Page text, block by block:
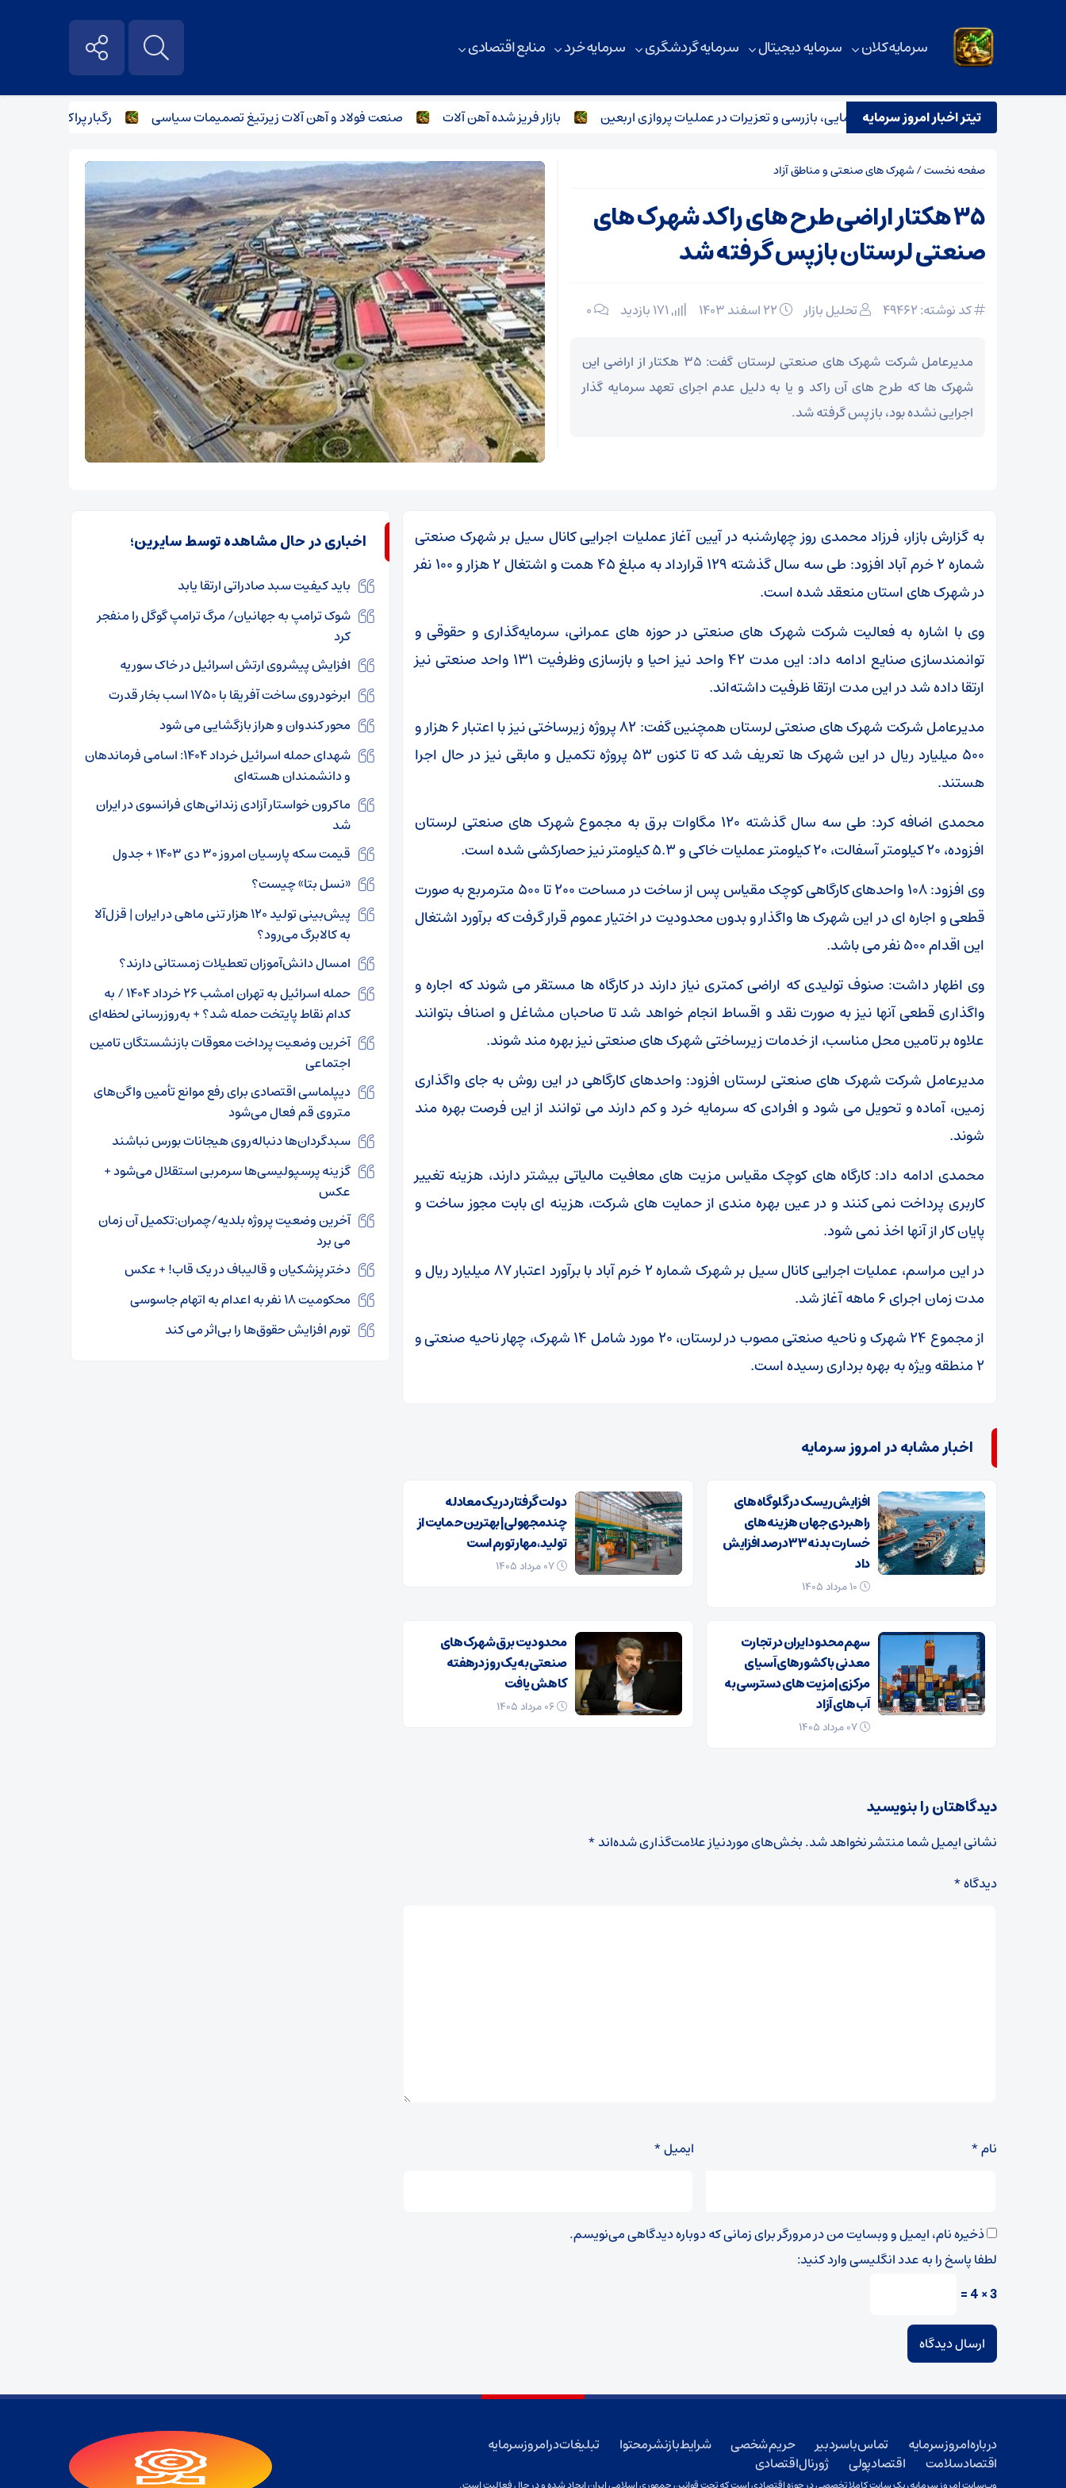
سرمایه کلان سرمایه دیجیتال سرمایه گردشگری سرمایه خرد منابع اقتصادی
تیتر اخبار امروز سرمایه
تیم مشترک نظارتی سازمان هواپیمایی، بازرسی و تعزیرات در عملیات پروازی اربعین بازار فریز شده آهن آلات صنعت فولاد و آهن آلات زیر‌تیغ تصمیمات سیاسی رگبار پراکنده در نیمه
صفحه نخست/شهرک های صنعتی و مناطق آزاد
۳۵ هکتار اراضی طرح های راکد شهرک های
صنعتی لرستان بازپس گرفته شد
کد نوشته: 49462 تحلیل بازار ۰
مدیرعامل شرکت شهرک های صنعتی لرستان گفت: ۳۵ هکتار از اراضی این
شهرک ها که طرح های آن راکد و یا به دلیل عدم اجرای تعهد سرمایه گذار
اجرایی نشده بود، بازپس گرفته شد.
به گزارش بازار، فرزاد محمدی روز چهارشنبه در آیین آغاز عملیات اجرایی کانال سیل بر شهرک صنعتی
شماره ۲ خرم آباد افزود: طی سه سال گذشته ۱۲۹ قرارداد به مبلغ ۴۵ همت و اشتغال ۲ هزار و ۱۰۰ نفر
در شهرک های استان منعقد شده است.
وی با اشاره به فعالیت شرکت شهرک‌ های صنعتی در حوزه های عمرانی، سرمایه‌گذاری و حقوقی و
توانمندسازی صنایع ادامه داد: این مدت ۴۲ واحد نیز احیا و بازسازی وظرفیت ۱۳۱ واحد صنعتی نیز
ارتقا داده شد در این مدت ارتقا ظرفیت داشته‌اند.
مدیرعامل شرکت شهرک های صنعتی لرستان همچنین گفت: ۸۲ پروژه زیرساختی نیز با اعتبار ۶ هزار و
۵۰۰ میلیارد ریال در این شهرک ها تعریف شد که تا کنون ۵۳ پروژه تکمیل و مابقی نیز در حال اجرا
هستند.
محمدی اضافه کرد: طی سه سال گذشته ۱۲۰ مگاوات برق به مجموع شهرک های صنعتی لرستان
افزوده، ۲۰ کیلومتر آسفالت، ۲۰ کیلومتر عملیات خاکی و ۵.۳ کیلومتر نیز حصارکشی شده است.
وی افزود: ۱۰۸ واحدهای کارگاهی کوچک مقیاس پس از ساخت در مساحت ۲۰۰ تا ۵۰۰ مترمربع به صورت
قطعی و اجاره ای در این شهرک ها واگذار و بدون محدودیت در اختیار عموم قرار گرفت که برآورد اشتغال
این اقدام ۵۰۰ نفر می باشد.
وی اظهار داشت: صنوف تولیدی که اراضی کمتری نیاز دارند در کارگاه ها مستقر می شوند که اجاره و
واگذاری قطعی آنها نیز به صورت نقد و اقساط انجام خواهد شد تا صاحبان مشاغل و اصناف بتوانند
علاوه بر تامین محل مناسب، از خدمات زیرساختی شهرک های صنعتی نیز بهره مند شوند.
مدیرعامل شرکت شهرک های صنعتی لرستان افزود: واحدهای کارگاهی در این روش به جای واگذاری
زمین، آماده و تحویل می شود و افرادی که سرمایه خرد و کم دارند می توانند از این فرصت بهره مند
شوند.
محمدی ادامه داد: کارگاه های کوچک مقیاس مزیت های معافیت مالیاتی بیشتر دارند، هزینه تغییر
کاربری پرداخت نمی کنند و در عین بهره مندی از حمایت های شرکت، هزینه ای بابت مجوز ساخت و
پایان کار از آنها اخذ نمی شود.
در این مراسم، عملیات اجرایی کانال سیل بر شهرک شماره ۲ خرم آباد با برآورد اعتبار ۸۷ میلیارد ریال و
مدت زمان اجرای ۶ ماهه آغاز شد.
از مجموع ۲۴ شهرک و ناحیه صنعتی مصوب در لرستان، ۲۰ مورد شامل ۱۴ شهرک، چهار ناحیه صنعتی و
۲ منطقه ویژه به بهره برداری رسیده است.
اخبار مشابه در امروز سرمایه
افزایش ریسک‌ در گلوگاه‌های
راهبردی جهان هزینه‌های
خسارت بدنه ۳۳ درصد افزایش
داد
دولت گرفتار در یک معادله
چندمجهولی| بهترین حمایت از
تولید، مهار تورم است
۰۷ مرداد ۱۴۰۵
سهم محدود ایران در تجارت
معدنی با کشورهای آسیای
مرکزی| مزیت های دسترسی به
آب‌های آزاد
محدودیت برق شهرک‌های
صنعتی به یک روز درهفته
کاهش یافت
۰۶ مرداد ۱۴۰۵
دیدگاهتان را بنویسید
نشانی ایمیل شما منتشر نخواهد شد.بخش‌های موردنیاز علامت‌گذاری شده‌اند*
دیدگاه*
نام* ایمیل*
ذخیره نام، ایمیل و وبسایت من در مرورگر برای زمانی که دوباره دیدگاهی می‌نویسم.
لطفا پاسخ را به عدد انگلیسی وارد کنید:
3 × 4 =
اخباری در حال مشاهده توسط سایرین؛
باید کیفیت سبد صادراتی ارتقا یابد
شوک ترامپ به جهانیان/ مرگ ترامپ گوگل را منفجر
کرد
افزایش پیشروی ارتش اسرائیل در خاک سوریه
ابرخودروی ساخت آفریقا با ۱۷۵۰ اسب بخار قدرت
محور کندوان و هراز بازگشایی می شود
شهدای حمله اسرائیل خرداد ۱۴۰۴: اسامی فرماندهان
و دانشمندان هسته‌ای
ماکرون خواستار آزادی زندانی‌های فرانسوی در ایران
شد
قیمت سکه پارسیان امروز ۳۰ دی ۱۴۰۳ + جدول
«نسل بتا» چیست؟
پیش‌بینی تولید ۱۲۰ هزار تنی ماهی در ایران | قزل‌آلا
به کالابرگ می‌رود؟
امسال دانش‌آموزان تعطیلات زمستانی دارند؟
حمله اسرائیل به تهران امشب ۲۶ خرداد ۱۴۰۴ / به
کدام نقاط پایتخت حمله شد؟ + به‌روزرسانی لحظه‌ای
آخرین وضعیت پرداخت معوقات بازنشستگان تامین
اجتماعی
دیپلماسی اقتصادی برای رفع موانع تأمین واگن‌های
متروی قم فعال می‌شود
سبدگردان‌ها دنباله‌روی هیجانات بورس نباشند
گزینه پرسپولیسی‌ها سرمربی استقلال می‌شود +
عکس
آخرین وضعیت پروژه بلدیه/چمران:تکمیل آن زمان
می برد
دختر پزشکیان و قالیباف در یک قاب! + عکس
محکومیت ۱۸ نفر به اعدام به اتهام جاسوسی
تورم افزایش حقوق‌ها را بی‌اثر می کند
درباره امروز سرمایه تماس با سردبیر حریم شخصی شرایط بازنشر محتوا
تبلیغات در امروز سرمایه
اقتصاد سلامت
اقتصاد پولی ژورنال اقتصادی